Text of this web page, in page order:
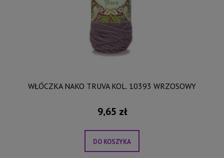
WŁÓCZKA NAKO TRUVA KOL. 10393 WRZOSOWY
9,65 zł
DO KOSZYKA